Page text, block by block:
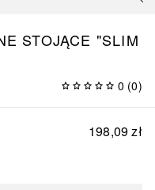
STOJĄCE "SLIM
0 (0)
198,09 zł